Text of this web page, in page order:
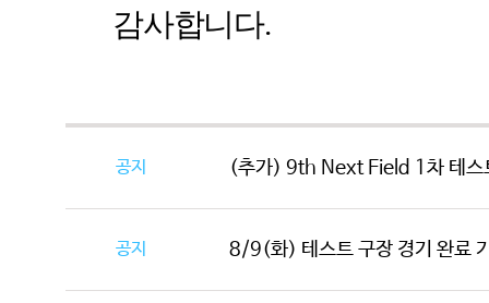
감사합니다.
공지 (추가) 9th Next Field 1차 테스
공지 8/9(화) 테스트 구장 경기 완료